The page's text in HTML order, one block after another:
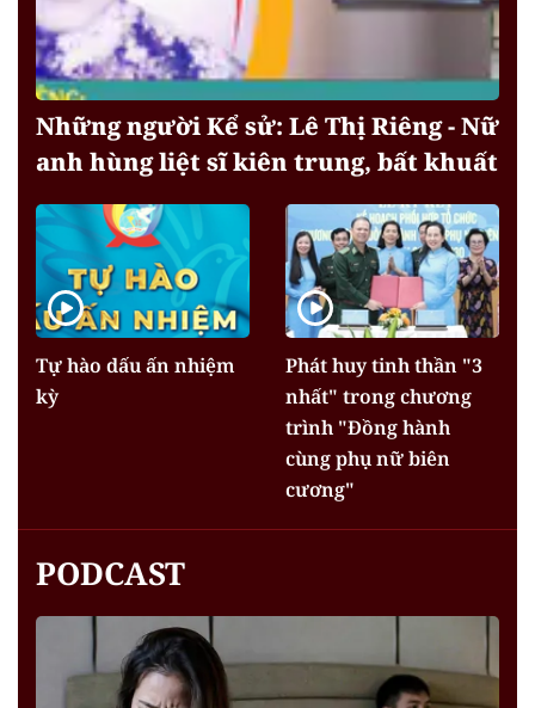
Những người Kể sử: Lê Thị Riêng - Nữ
anh hùng liệt sĩ kiên trung, bất khuất
Tự hào dấu ấn nhiệm
kỳ
Phát huy tinh thần "3
nhất" trong chương
trình "Đồng hành
cùng phụ nữ biên
cương"
PODCAST